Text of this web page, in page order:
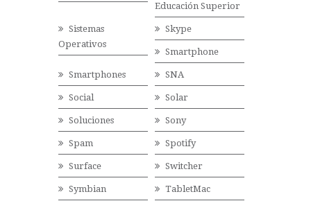
Educación Superior
Sistemas
Operativos
Skype
Smartphone
Smartphones SNA
Social Solar
Soluciones Sony
Spam Spotify
Surface Switcher
Symbian TabletMac